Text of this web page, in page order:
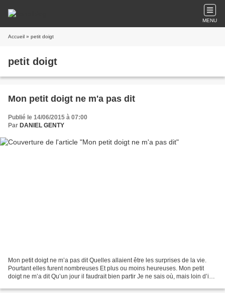
MENU
Accueil » petit doigt
petit doigt
Mon petit doigt ne m'a pas dit
Publié le 14/06/2015 à 07:00
Par DANIEL GENTY
Mon petit doigt ne m’a pas dit Quelles allaient être les surprises de la vie.
Pourtant elles furent nombreuses Et plus ou moins heureuses. Mon petit
doigt ne m’a dit Qu’un jour il faudrait bien partir Je ne sais où, mais loin d’ici.